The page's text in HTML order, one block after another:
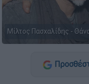
Μίλτος Πασχαλίδης -